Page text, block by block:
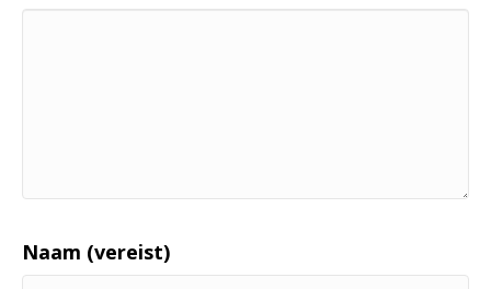
Naam (vereist)